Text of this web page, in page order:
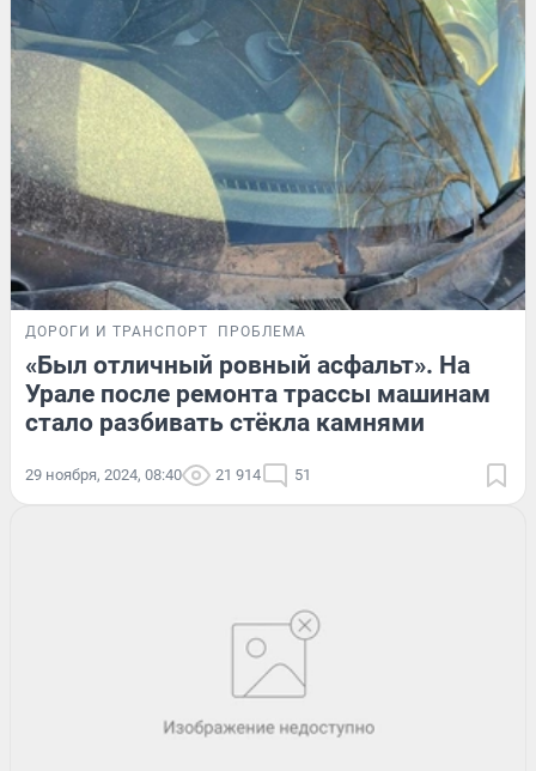
ДОРОГИ И ТРАНСПОРТ ПРОБЛЕМА
«Был отличный ровный асфальт». На
Урале после ремонта трассы машинам
стало разбивать стёкла камнями
29 ноября, 2024, 08:40 21 914 51